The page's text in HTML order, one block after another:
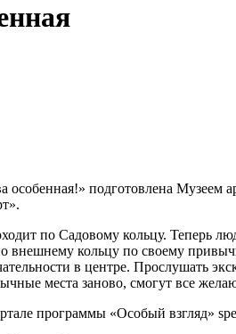
особенная!» подготовлена Музеем
по Садовому кольцу. Теперь
внешнему кольцу по своему
в центре. Прослушать
места заново, смогут все
программы «Особый взгляд»